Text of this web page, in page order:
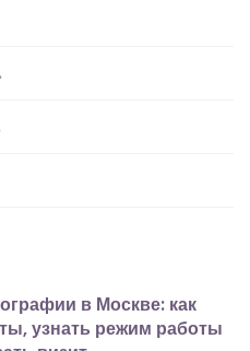
в Москве: как
узнать режим работы